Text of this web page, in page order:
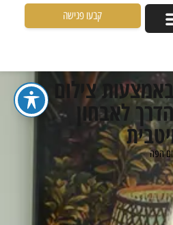
קבעו פגישה
צילום
לאבחון
הפה